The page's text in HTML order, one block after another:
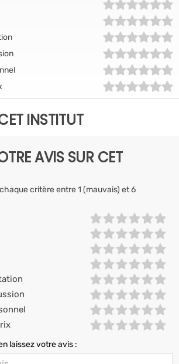
INSTITUT
AVIS SUR CET
critère entre 1 (mauvais) et 6
laissez votre avis :